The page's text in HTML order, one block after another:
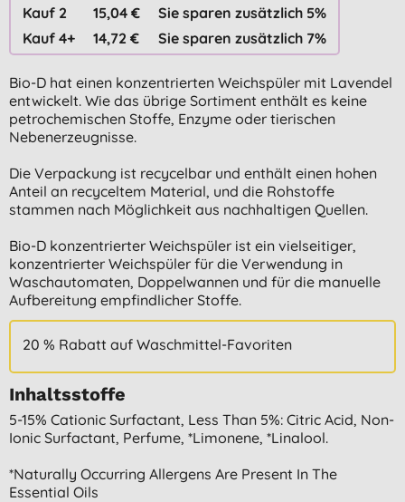
Kauf 2
15,04 €
Sie sparen zusätzlich 5%
Kauf 4+
14,72 € Sie sparen zusätzlich 7%
Bio-D hat einen konzentrierten Weichspüler mit Lavendel
entwickelt. Wie das übrige Sortiment enthält es keine
petrochemischen Stoffe, Enzyme oder tierischen
Nebenerzeugnisse.
Die Verpackung ist recycelbar und enthält einen hohen
Anteil an recyceltem Material, und die Rohstoffe
stammen nach Möglichkeit aus nachhaltigen Quellen.
Bio-D konzentrierter Weichspüler ist ein vielseitiger,
konzentrierter Weichspüler für die Verwendung in
Waschautomaten, Doppelwannen und für die manuelle
Aufbereitung empfindlicher Stoffe.
20 % Rabatt auf Waschmittel-Favoriten
Inhaltsstoffe
5-15% Cationic Surfactant, Less Than 5%: Citric Acid, Non-
Ionic Surfactant, Perfume, *limonene, *linalool.
*naturally Occurring Allergens Are Present In The
Essential Oils